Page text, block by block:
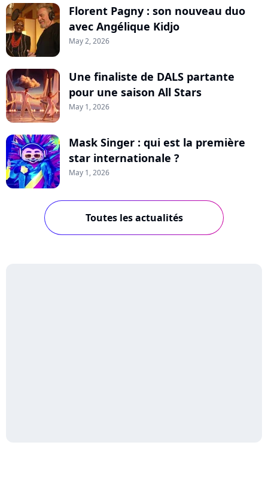
Florent Pagny : son nouveau duo
avec Angélique Kidjo
May 2, 2026
Une finaliste de DALS partante
pour une saison All Stars
May 1, 2026
Mask Singer : qui est la première
star internationale ?
May 1, 2026
Toutes les actualités